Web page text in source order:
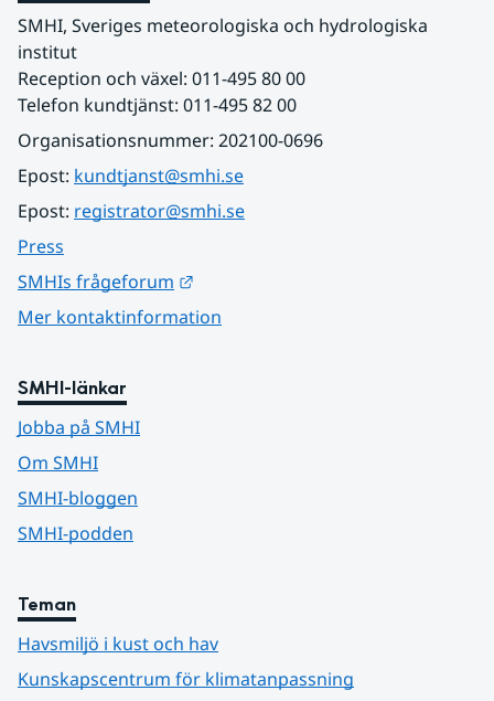
SMHI, Sveriges meteorologiska och hydrologiska
institut
Reception och växel: 011-495 80 00
Telefon kundtjänst: 011-495 82 00
Organisationsnummer: 202100-0696
Epost: kundtjanst@smhi.se
Epost: registrator@smhi.se
Press
SMHIs frågeforum
Mer kontaktinformation
SMHI-länkar
Jobba på SMHI
Om SMHI
SMHI-bloggen
SMHI-podden
Teman
Havsmiljö i kust och hav
Kunskapscentrum för klimatanpassning